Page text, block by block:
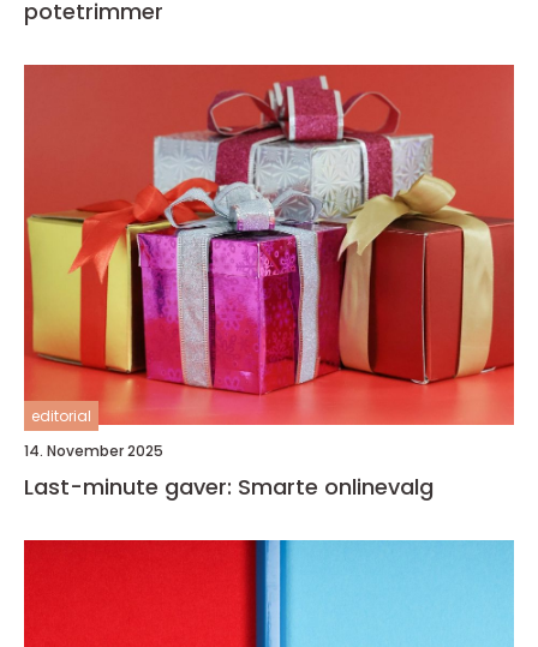
potetrimmer
editorial
14. November 2025
Last-minute gaver: Smarte onlinevalg